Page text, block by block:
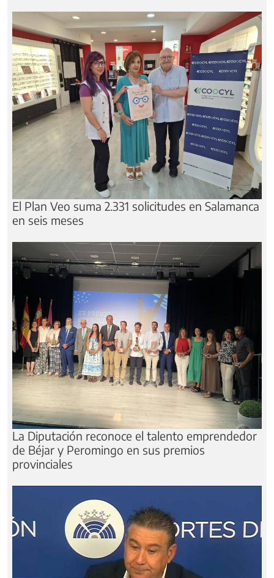
El Plan Veo suma 2.331 solicitudes en Salamanca
en seis meses
La Diputación reconoce el talento emprendedor
de Béjar y Peromingo en sus premios
provinciales